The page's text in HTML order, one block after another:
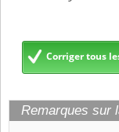
Corriger tous
Remarques sur